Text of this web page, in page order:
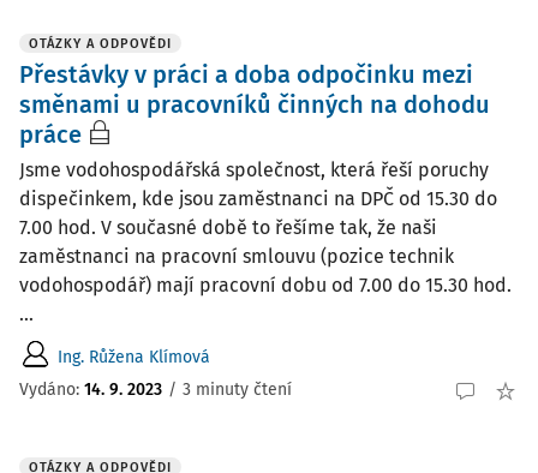
OTÁZKY A ODPOVĚDI
Přestávky v práci a doba odpočinku mezi
směnami u pracovníků činných na dohodu
práce
Jsme vodohospodářská společnost, která řeší poruchy
dispečinkem, kde jsou zaměstnanci na DPČ od 15.30 do
7.00 hod. V současné době to řešíme tak, že naši
zaměstnanci na pracovní smlouvu (pozice technik
vodohospodář) mají pracovní dobu od 7.00 do 15.30 hod.
...
Ing. Růžena Klímová
Vydáno: 14. 9. 2023 / 3 minuty čtení
OTÁZKY A ODPOVĚDI